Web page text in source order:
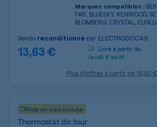
Marques compatibles :
FAR, BLUESKY, KENWOOD,
BLOMBERG, CRYSTAL,
13,63 €
Vendu reconditionné par ELECTRODOCAS
Livré à partir du
Jeudi 6 août
Plus d’offres à partir de18,82 €
Aide en visio incluse
Thermostat de four